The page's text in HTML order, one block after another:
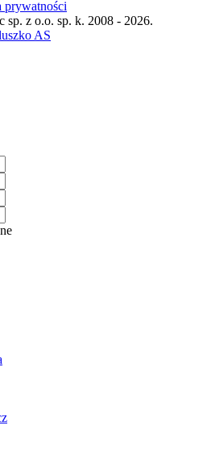
prywatności
z o.o. sp. k. 2008 - 2026.